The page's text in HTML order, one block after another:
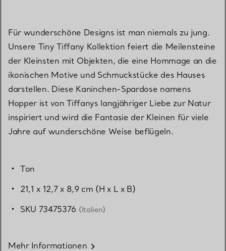
Für wunderschöne Designs ist man niemals zu jung.
Unsere Tiny Tiffany Kollektion feiert die Meilensteine
der Kleinsten mit Objekten, die eine Hommage an die
ikonischen Motive und Schmuckstücke des Hauses
darstellen. Diese Kaninchen-Spardose namens
Hopper ist von Tiffanys langjähriger Liebe zur Natur
inspiriert und wird die Fantasie der Kleinen für viele
Jahre auf wunderschöne Weise beflügeln.
Ton
21,1 x 12,7 x 8,9 cm (H x L x B)
SKU 73475376 (Italien)
Mehr Informationen